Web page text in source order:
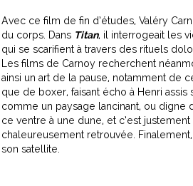
Avec ce film de fin d’études, Valéry
du corps. Dans Titan, il interrogeait les
qui se scarifient à travers des rituels
Les films de Carnoy recherchent
ainsi un art de la pause, notamment de
que de boxer, faisant écho à Henri assis
comme un paysage lancinant, ou digne
ce ventre à une dune, et c’est
chaleureusement retrouvée.
son satellite.